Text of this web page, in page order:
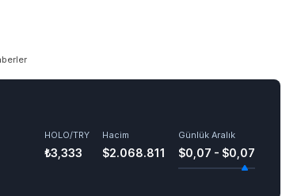
HOLO/TRY
₺3,333
Hacim
$2.068.811
Günlük Aralık
$0,07 - $0,07